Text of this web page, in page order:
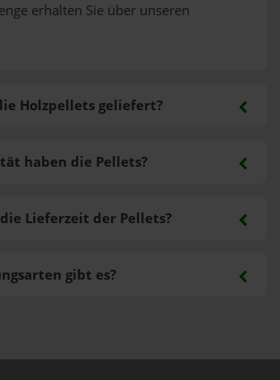
erhalten Sie über unseren
Holzpellets geliefert?
gibt es?
haben die Pellets?
Lieferzeit der Pellets?